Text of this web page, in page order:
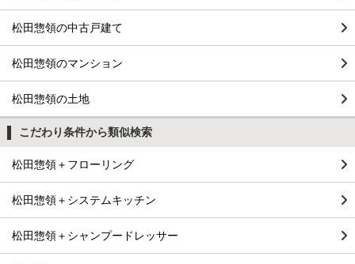
松田惣領の中古戸建て
松田惣領のマンション
松田惣領の土地
こだわり条件から類似検索
松田惣領＋フローリング
松田惣領＋システムキッチン
松田惣領＋シャンプードレッサー